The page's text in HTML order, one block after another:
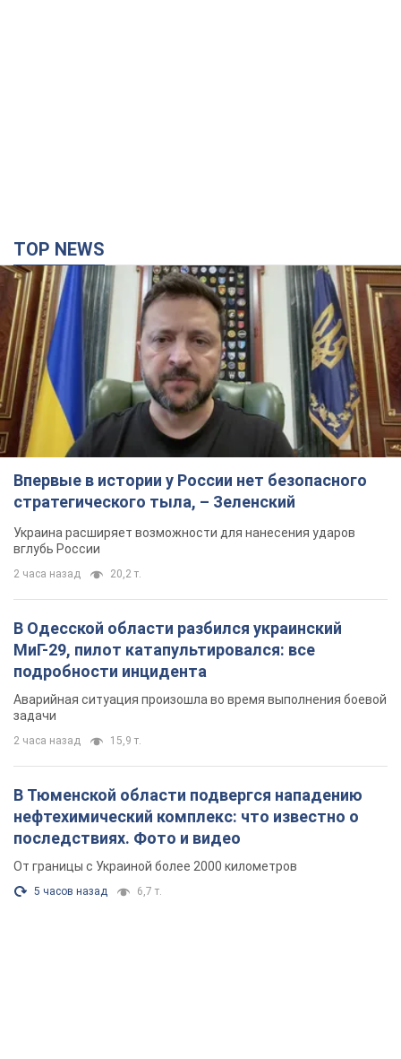
TOP NEWS
Впервые в истории у России нет безопасного
стратегического тыла, – Зеленский
Украина расширяет возможности для нанесения ударов
вглубь России
2 часа назад 20,2 т.
В Одесской области разбился украинский
МиГ-29, пилот катапультировался: все
подробности инцидента
Аварийная ситуация произошла во время выполнения боевой
задачи
2 часа назад 15,9 т.
В Тюменской области подвергся нападению
нефтехимический комплекс: что известно о
последствиях. Фото и видео
От границы с Украиной более 2000 километров
5 часов назад 6,7 т.